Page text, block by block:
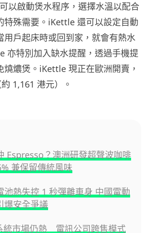
以啟動煲水程序，選擇水溫以配合
特殊需要。iKettle 還可以設定自動
用戶起床時或回到家，就會有熱水
亦特別加入缺水提醒，透過手機提
燒燶煲。iKettle 現正在歐洲開賣，
1,161 港元）。
Espresso？澳洲研發超聲波咖啡
兼保留傳統風味
池熱失控 1 秒彈離車身 中國電動
爆安全爭議
統市場仍熱 電訊公司跨售模式